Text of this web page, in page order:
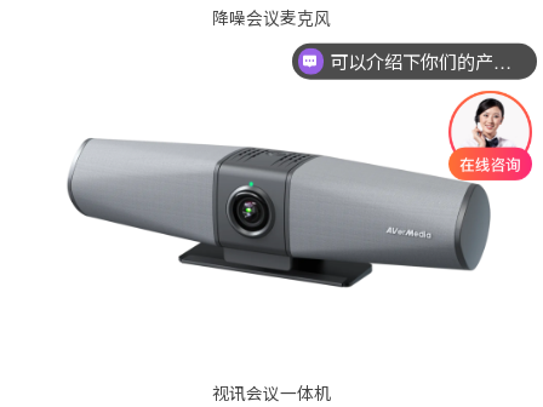
降噪会议麦克风
视讯会议一体机
你们是怎么收费的呢